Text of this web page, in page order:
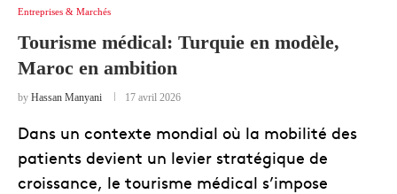
Entreprises & Marchés
Tourisme médical: Turquie en modèle,
Maroc en ambition
by Hassan Manyani 17 avril 2026
Dans un contexte mondial où la mobilité des
patients devient un levier stratégique de
croissance, le tourisme médical s’impose